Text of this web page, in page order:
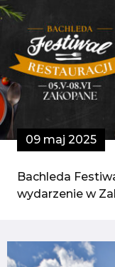
09 maj 2025
Bachleda
wydarzenie w